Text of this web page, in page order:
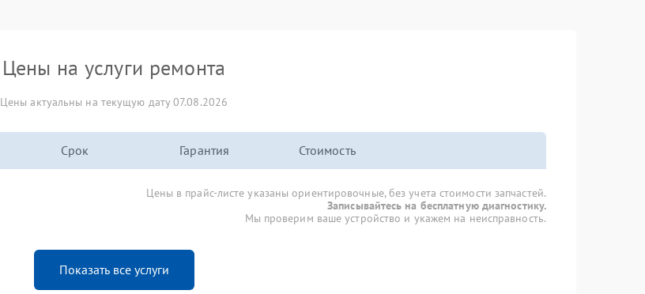
Цены на услуги ремонта
Цены актуальны на текущую дату 07.08.2026
Срок Гарантия Стоимость
Цены в прайс-листе указаны ориентировочные, без учета стоимости запчастей.
Записывайтесь на бесплатную диагностику.
Мы проверим ваше устройство и укажем на неисправность.
Показать все услуги